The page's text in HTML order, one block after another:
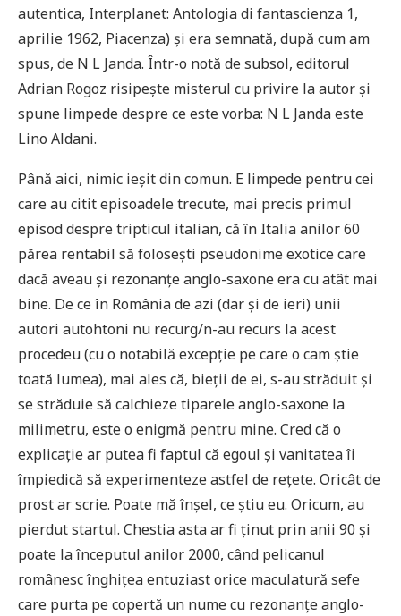
autentica, Interplanet: Antologia di fantascienza 1,
aprilie 1962, Piacenza) și era semnată, după cum am
spus, de N L Janda. Într-o notă de subsol, editorul
Adrian Rogoz risipește misterul cu privire la autor și
spune limpede despre ce este vorba: N L Janda este
Lino Aldani.
Până aici, nimic ieșit din comun. E limpede pentru cei
care au citit episoadele trecute, mai precis primul
episod despre tripticul italian, că în Italia anilor 60
părea rentabil să folosești pseudonime exotice care
dacă aveau și rezonanțe anglo-saxone era cu atât mai
bine. De ce în România de azi (dar și de ieri) unii
autori autohtoni nu recurg/n-au recurs la acest
procedeu (cu o notabilă excepție pe care o cam știe
toată lumea), mai ales că, bieții de ei, s-au străduit și
se străduie să calchieze tiparele anglo-saxone la
milimetru, este o enigmă pentru mine. Cred că o
explicație ar putea fi faptul că egoul și vanitatea îi
împiedică să experimenteze astfel de rețete. Oricât de
prost ar scrie. Poate mă înșel, ce știu eu. Oricum, au
pierdut startul. Chestia asta ar fi ținut prin anii 90 și
poate la începutul anilor 2000, când pelicanul
românesc înghițea entuziast orice maculatură sefe
care purta pe copertă un nume cu rezonanțe anglo-